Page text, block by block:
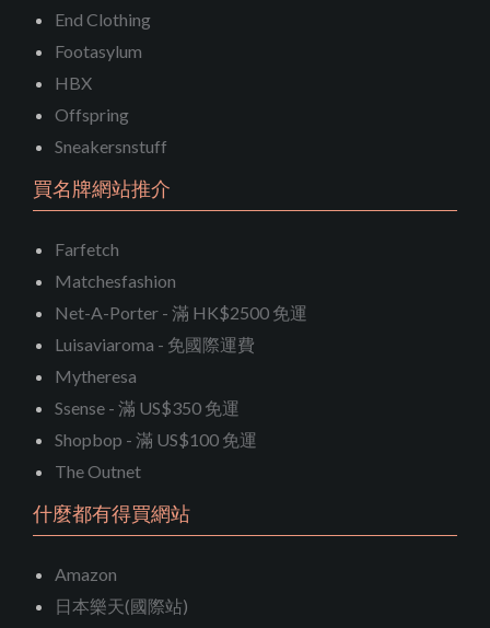
End Clothing
Footasylum
HBX
Offspring
Sneakersnstuff
買名牌網站推介
Farfetch
Matchesfashion
Net-A-Porter - 滿 HK$2500 免運
Luisaviaroma - 免國際運費
Mytheresa
Ssense - 滿 US$350 免運
Shopbop - 滿 US$100 免運
The Outnet
什麼都有得買網站
Amazon
日本樂天(國際站)